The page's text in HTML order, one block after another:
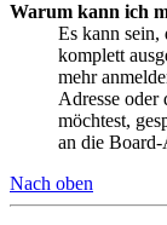
Warum kann ich
Es kann
komplett
mehr
Adresse oder
möchtest,
an die
Nach oben